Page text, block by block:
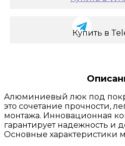
Купить в
Алюминиевый люк под
это сочетание прочности,
монтажа. Инновационная
гарантирует надежность и
Основные характеристики